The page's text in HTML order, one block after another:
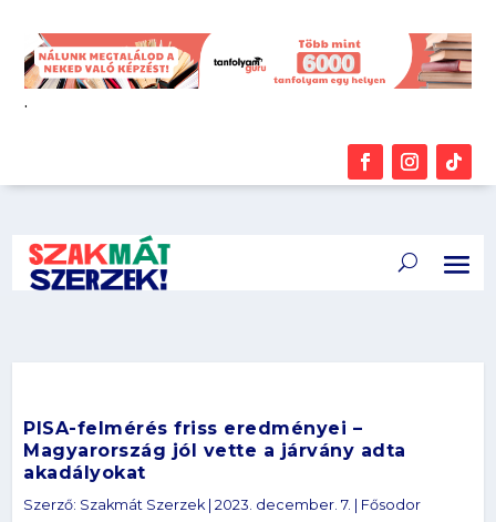
.
PISA-felmérés friss eredményei –
Magyarország jól vette a járvány adta
akadályokat
Szerző: Szakmát Szerzek|2023. december. 7. Fősodor